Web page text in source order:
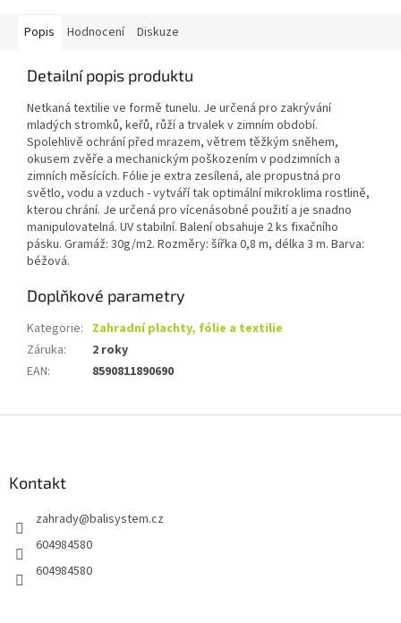
Popis Hodnocení Diskuze
Detailní popis produktu
Netkaná textilie ve formě tunelu. Je určená pro zakrývání
mladých stromků, keřů, růží a trvalek v zimním období.
Spolehlivě ochrání před mrazem, větrem těžkým sněhem,
okusem zvěře a mechanickým poškozením v podzimních a
zimních měsících. Fólie je extra zesílená, ale propustná pro
světlo, vodu a vzduch - vytváří tak optimální mikroklima rostlině,
kterou chrání. Je určená pro vícenásobné použití a je snadno
manipulovatelná. UV stabilní. Balení obsahuje 2 ks fixačního
pásku. Gramáž: 30g/m2. Rozměry: šířka 0,8 m, délka 3 m. Barva:
béžová.
Doplňkové parametry
Kategorie: Zahradní plachty, fólie a textilie
Záruka:
2 roky
EAN: 8590811890690
Kontakt
zahrady@balisystem.cz
604984580
604984580